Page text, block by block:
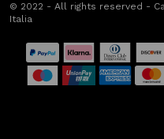
© 2022 - All rights reserved -
Italia